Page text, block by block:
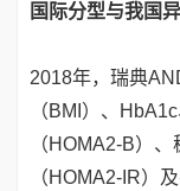
国际分型与我国
2018年，瑞典
（BMI）、
（HOMA2-B）
（HOMA2-IR）